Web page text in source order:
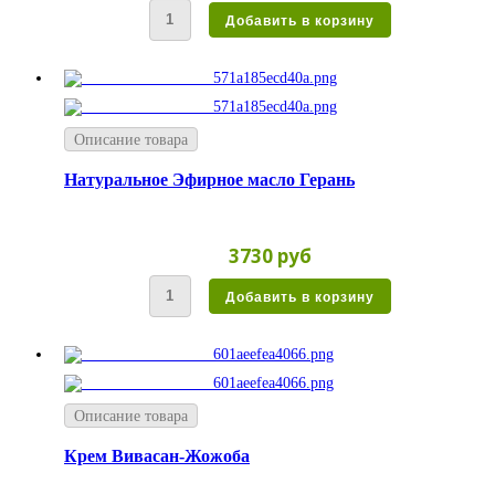
Описание товара
Натуральное Эфирное масло Герань
3730 руб
Описание товара
Крем Вивасан-Жожоба